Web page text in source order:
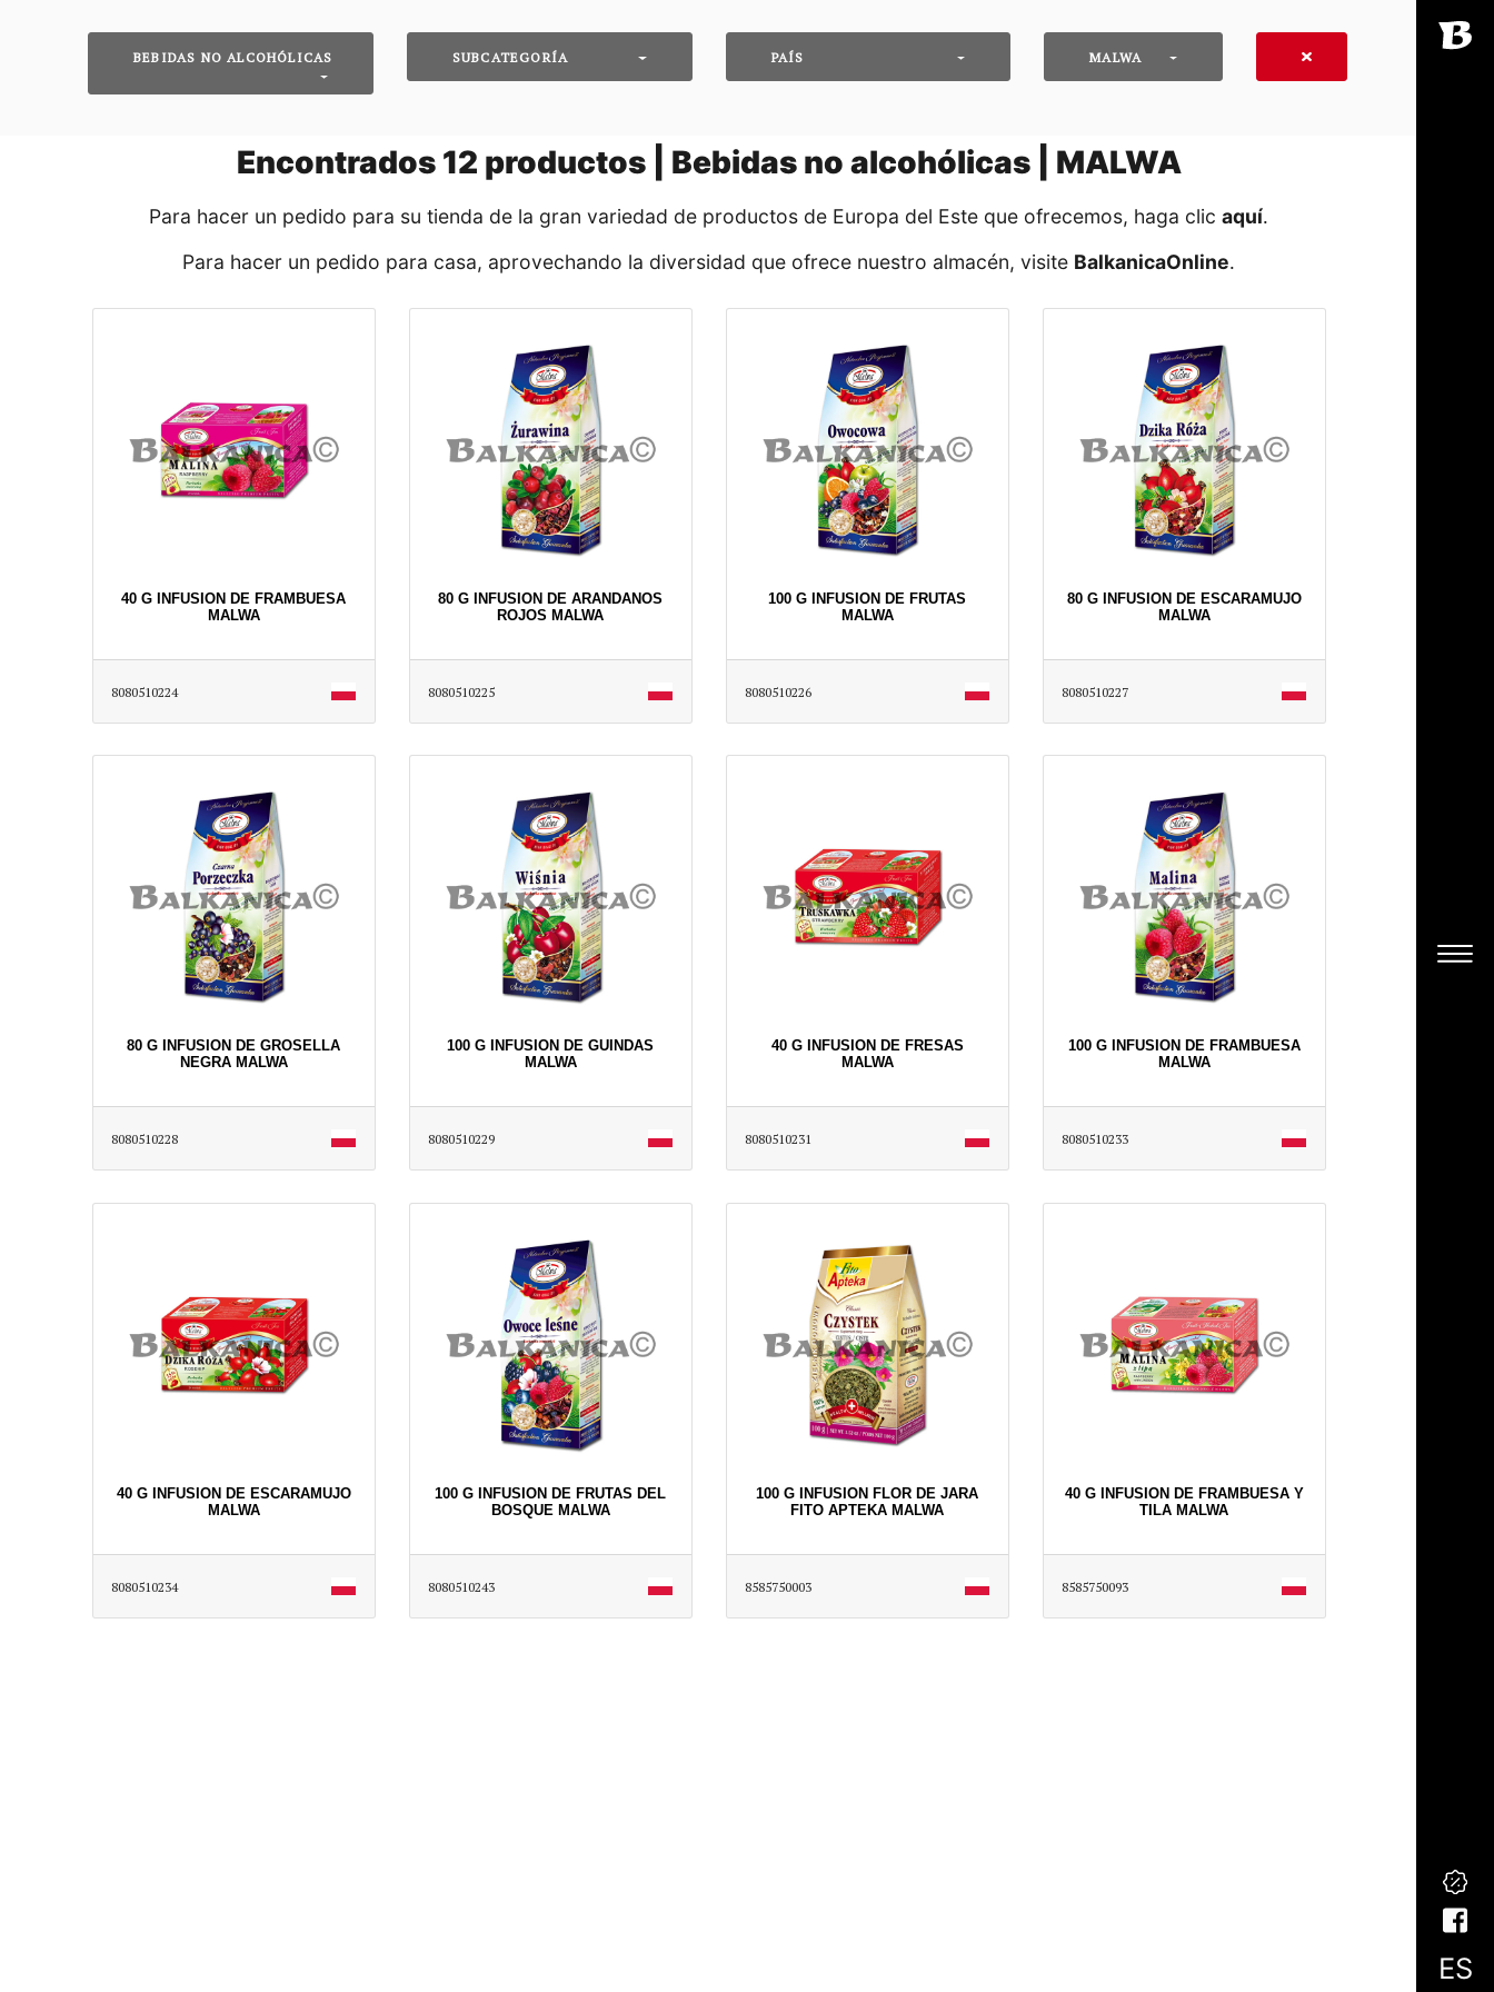
ES
BEBIDAS NO ALCOHÓLICAS SUBCATEGORÍA PAÍS MALWA
Encontrados 12 productos | Bebidas no alcohólicas | MALWA
Para hacer un pedido para su tienda de la gran variedad de productos de Europa del Este que ofrecemos, haga clic aquí․
Para hacer un pedido para casa, aprovechando la diversidad que ofrece nuestro almacén, visite BalkanicaOnline․
40 G INFUSION DE FRAMBUESA
MALWA
8080510224
80 G INFUSION DE ARANDANOS
ROJOS MALWA
8080510225
100 G INFUSION DE FRUTAS
MALWA
8080510226
80 G INFUSION DE ESCARAMUJO
MALWA
8080510227
80 G INFUSION DE GROSELLA
NEGRA MALWA
8080510228
100 G INFUSION DE GUINDAS
MALWA
8080510229
40 G INFUSION DE FRESAS
MALWA
8080510231
100 G INFUSION DE FRAMBUESA
MALWA
8080510233
40 G INFUSION DE ESCARAMUJO
MALWA
8080510234
100 G INFUSION DE FRUTAS DEL
BOSQUE MALWA
8080510243
100 G INFUSION FLOR DE JARA
FITO APTEKA MALWA
8585750003
40 G INFUSION DE FRAMBUESA Y
TILA MALWA
8585750093